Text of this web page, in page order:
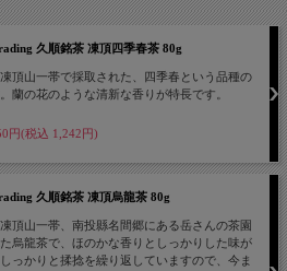
久順銘茶 凍頂四季春茶 80g
頂山一帯で採取された、四季春という品種の
蘭の花のような清新な香りが特長です。
円(税込 1,242円)
久順銘茶 凍頂烏龍茶 80g
頂山一帯、南投縣名間郷にある岳さんの茶園
烏龍茶で、ほのかな香りとしっかりした味が
っかりと揉捻を繰り返していますので、今ま